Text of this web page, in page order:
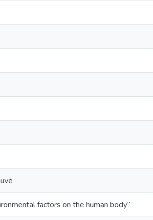
factors on the human body”